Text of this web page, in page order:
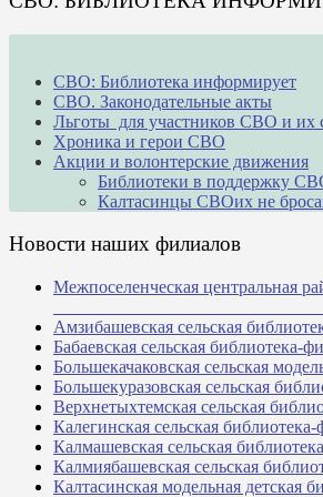
СВО: Библиотека информирует
СВО. Законодательные акты
Льготы для участников СВО и их
Хроника и герои СВО
Акции и волонтерские движения
Библиотеки в поддержку
Калтасинцы СВОих не
Новости наших филиалов
Межпоселенческая центральная
Амзибашевская сельская
Бабаевская сельская библиотека-
Большекачаковская сельская
Большекуразовская сельская
Верхнетыхтемская сельская
Калегинская сельская
Калмашевская сельская
Калмиябашевская сельская
Калтасинская модельная детская